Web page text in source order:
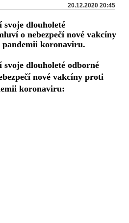
20.12.2020 20:45
dlouholeté
o nebezpečí nové vakcíny
koronaviru.
dlouholeté odborné
nové vakcíny proti
koronaviru: